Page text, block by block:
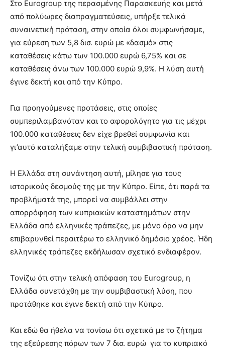
Στο Eurogroup της περασμένης Παρασκευής και μετά
από πολύωρες διαπραγματεύσεις, υπήρξε τελικά
συναινετική πρόταση, στην οποία όλοι συμφωνήσαμε,
για εύρεση των 5,8 δισ. ευρώ με «δασμό» στις
καταθέσεις κάτω των 100.000 ευρώ 6,75% και σε
καταθέσεις άνω των 100.000 ευρώ 9,9%. Η λύση αυτή
έγινε δεκτή και από την Κύπρο.
Για προηγούμενες προτάσεις, στις οποίες
συμπεριλαμβανόταν και το αφορολόγητο για τις μέχρι
100.000 καταθέσεις δεν είχε βρεθεί συμφωνία και
γι’αυτό καταλήξαμε στην τελική συμβιβαστική πρόταση.
Η Ελλάδα στη συνάντηση αυτή, μίλησε για τους
ιστορικούς δεσμούς της με την Κύπρο. Είπε, ότι παρά τα
προβλήματά της, μπορεί να συμβάλλει στην
απορρόφηση των κυπριακών καταστημάτων στην
Ελλάδα από ελληνικές τράπεζες, με μόνο όρο να μην
επιβαρυνθεί περαιτέρω το ελληνικό δημόσιο χρέος. Ήδη
ελληνικές τράπεζες εκδήλωσαν σχετικό ενδιαφέρον.
Τονίζω ότι στην τελική απόφαση του Eurogroup, η
Ελλάδα συνετάχθη με την συμβιβαστική λύση, που
προτάθηκε και έγινε δεκτή από την Κύπρο.
Και εδώ θα ήθελα να τονίσω ότι σχετικά με το ζήτημα
της εξεύρεσης πόρων των 7 δισ. ευρώ για το κυπριακό